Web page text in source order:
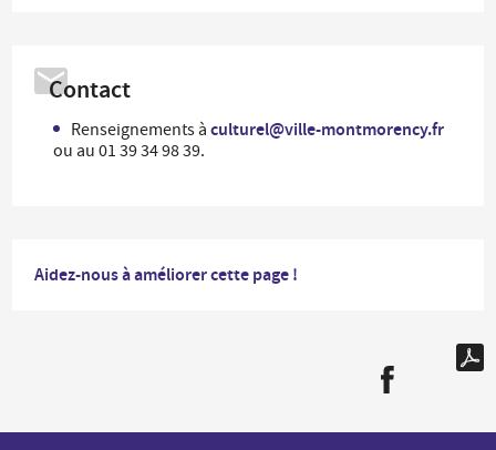
Contact
Renseignements àculturel@ville-montmorency.fr
ou au 01 39 34 98 39.
Aidez-nous à améliorer cette page !